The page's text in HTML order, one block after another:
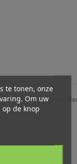
Met zijn grijze
te tonen, onze
Om uw
de knop